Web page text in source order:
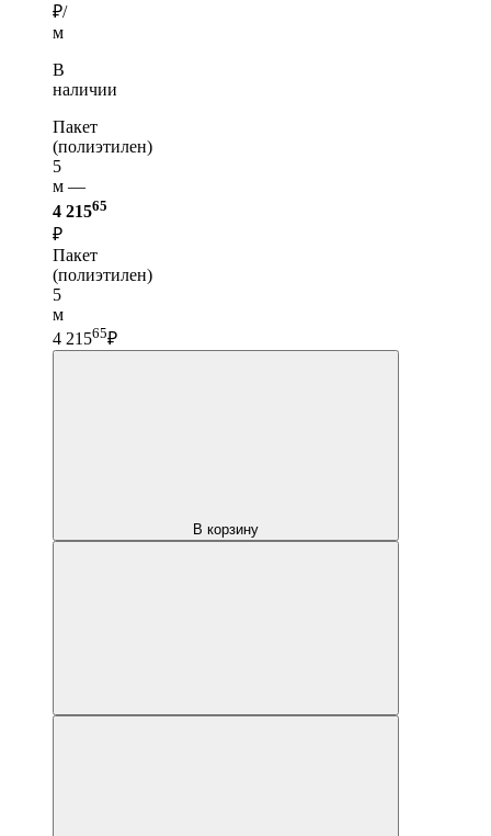
₽/
м
В
наличии
Пакет
(полиэтилен)
5
м —
4 21565
₽
Пакет
(полиэтилен)
5
м
4 21565₽
В корзину